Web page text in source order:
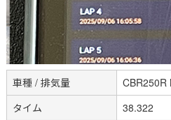
車種 / 排気量
CBR250R
タイム
38.322